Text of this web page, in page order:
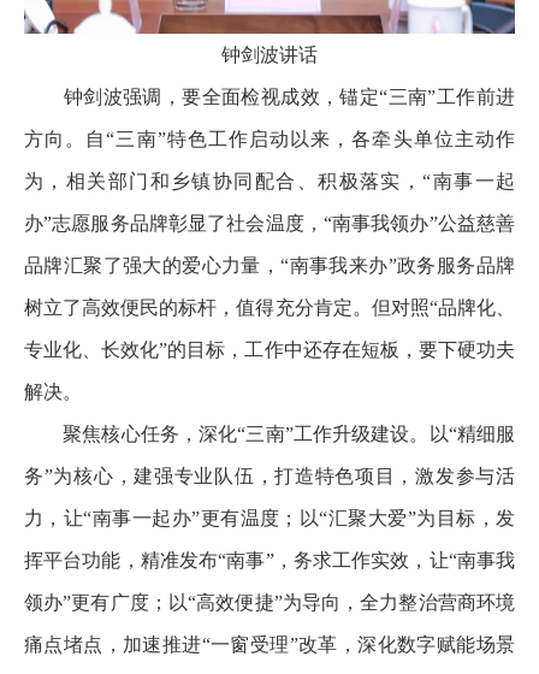
钟剑波讲话
钟剑波强调，要全面检视成效，锚定“三南”工作前进
方向。自“三南”特色工作启动以来，各牵头单位主动作
为，相关部门和乡镇协同配合、积极落实，“南事一起
办”志愿服务品牌彰显了社会温度，“南事我领办”公益慈善
品牌汇聚了强大的爱心力量，“南事我来办”政务服务品牌
树立了高效便民的标杆，值得充分肯定。但对照“品牌化、
专业化、长效化”的目标，工作中还存在短板，要下硬功夫
解决。
聚焦核心任务，深化“三南”工作升级建设。以“精细服
务”为核心，建强专业队伍，打造特色项目，激发参与活
力，让“南事一起办”更有温度；以“汇聚大爱”为目标，发
挥平台功能，精准发布“南事”，务求工作实效，让“南事我
领办”更有广度；以“高效便捷”为导向，全力整治营商环境
痛点堵点，加速推进“一窗受理”改革，深化数字赋能场景